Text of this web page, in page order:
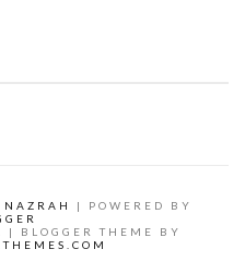
| POWERED BY
| BLOGGER THEME BY